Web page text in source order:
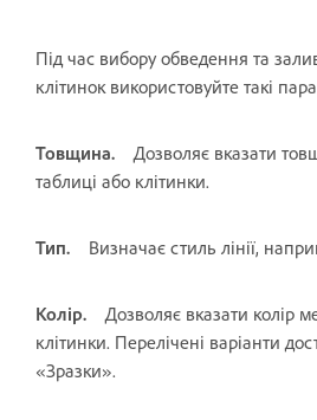
Під час вибору обведення та
клітинок використовуйте такі
Товщина.
Дозволяє вказати
таблиці або клітинки.
Тип. Визначає стиль лінії,
Колір.
Дозволяє вказати колір
клітинки. Перелічені варіанти
«Зразки».